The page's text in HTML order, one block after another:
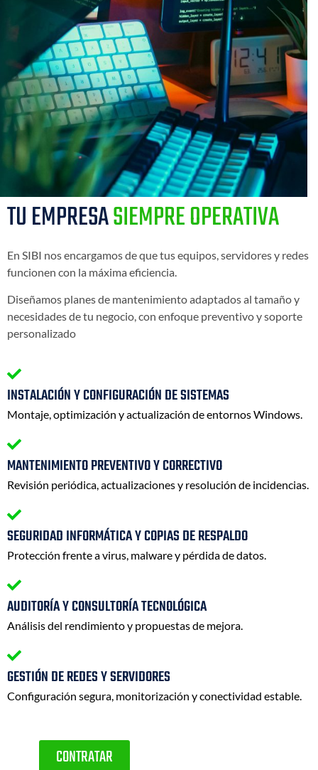
TU EMPRESASIEMPRE OPERATIVA
En SIBI nos encargamos de que tus equipos, servidores y redes
funcionen con la máxima eficiencia.
Diseñamos planes de mantenimiento adaptados al tamaño y
necesidades de tu negocio, con enfoque preventivo y soporte
personalizado
INSTALACIÓN Y CONFIGURACIÓN DE SISTEMAS
Montaje, optimización y actualización de entornos Windows.
MANTENIMIENTO PREVENTIVO Y CORRECTIVO
Revisión periódica, actualizaciones y resolución de incidencias.
SEGURIDAD INFORMÁTICA Y COPIAS DE RESPALDO
Protección frente a virus, malware y pérdida de datos.
AUDITORÍA Y CONSULTORÍA TECNOLÓGICA
Análisis del rendimiento y propuestas de mejora.
GESTIÓN DE REDES Y SERVIDORES
Configuración segura, monitorización y conectividad estable.
CONTRATAR